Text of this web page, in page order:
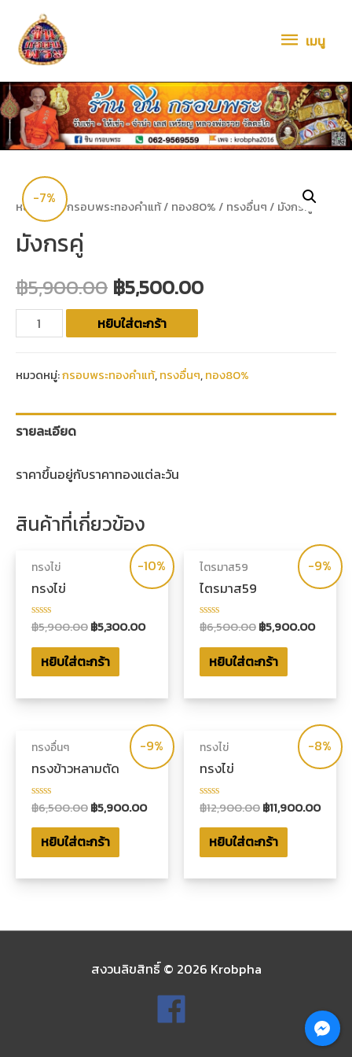
เมนู
-7%
หน้าหลัก /กรอบพระทองคำแท้/ ทอง80% / ทรงอื่นๆ / มังกรคู่
มังกรคู่
฿5,900.00 ฿5,500.00
หยิบใส่ตะกร้า
หมวดหมู่:กรอบพระทองคำแท้,ทรงอื่นๆ,ทอง80%
รายละเอียด
ราคาขึ้นอยู่กับราคาทองแต่ละวัน
สินค้าที่เกี่ยวข้อง
-10%
ทรงไข่
ทรงไข่
ให้
คะแนน
0
ตั้งแต่
5
฿5,900.00฿5,300.00
หยิบใส่ตะกร้า
-9%
ไตรมาส59
ไตรมาส59
ให้
คะแนน
0
ตั้งแต่
5
฿6,500.00฿5,900.00
หยิบใส่ตะกร้า
-9%
ทรงอื่นๆ
ทรงข้าวหลามตัด
ให้
คะแนน
0
ตั้งแต่
5
฿6,500.00฿5,900.00
หยิบใส่ตะกร้า
-8%
ทรงไข่
ทรงไข่
ให้
คะแนน
0
ตั้งแต่
5
฿12,900.00฿11,900.00
หยิบใส่ตะกร้า
สงวนลิขสิทธิ์ © 2026 Krobpha